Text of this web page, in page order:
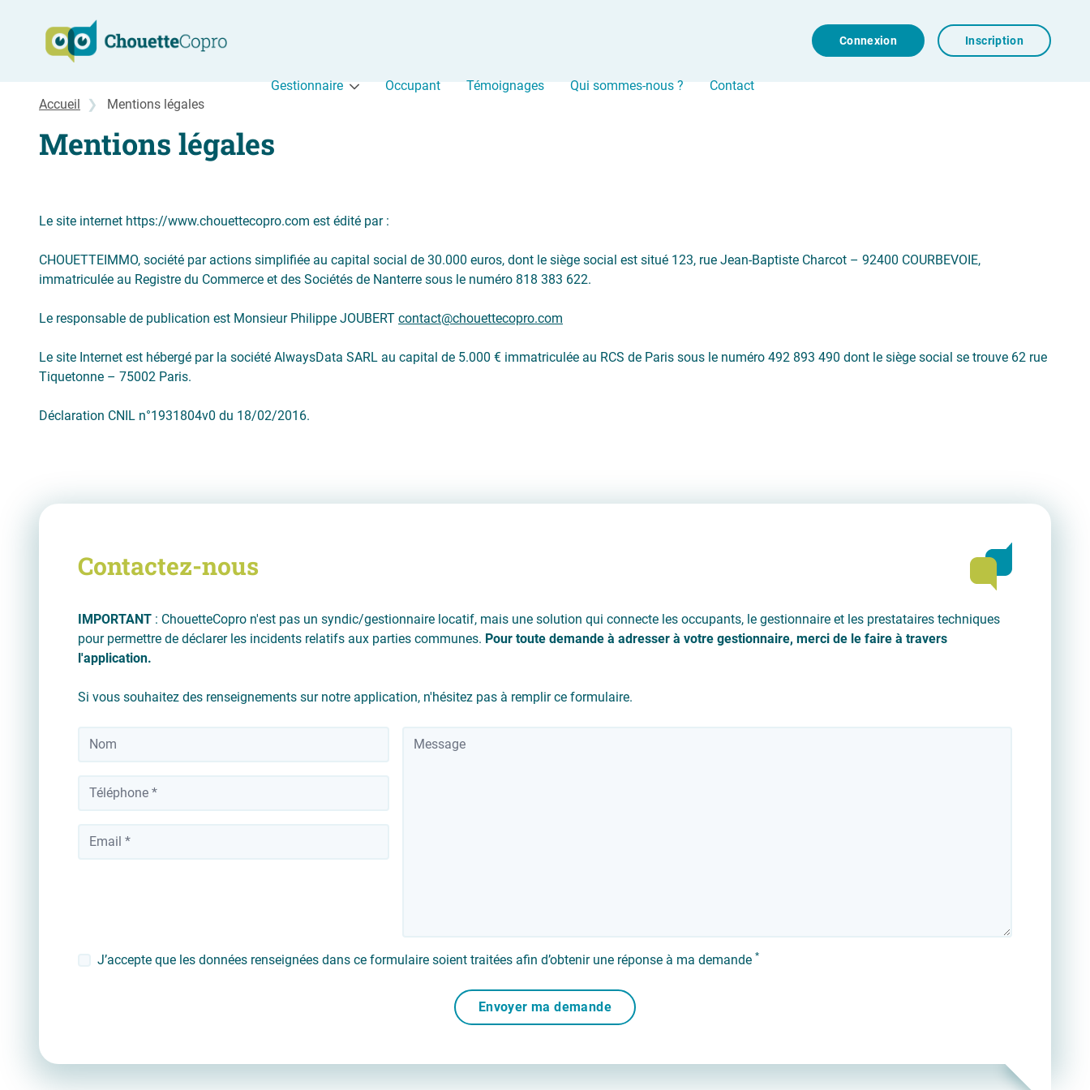
Gestionnaire Occupant Témoignages Qui sommes-nous ? Contact
Connexion Inscription
Accueil Mentions légales
Mentions légales
Le site internet https://www.chouettecopro.com est édité par :
CHOUETTEIMMO, société par actions simplifiée au capital social de 30.000 euros, dont le siège social est situé 123, rue Jean-Baptiste Charcot – 92400 COURBEVOIE,
immatriculée au Registre du Commerce et des Sociétés de Nanterre sous le numéro 818 383 622.
Le responsable de publication est Monsieur Philippe JOUBERT contact@chouettecopro.com
Le site Internet est hébergé par la société AlwaysData SARL au capital de 5.000 € immatriculée au RCS de Paris sous le numéro 492 893 490 dont le siège social se trouve 62 rue
Tiquetonne – 75002 Paris.
Déclaration CNIL n°1931804v0 du 18/02/2016.
Contactez-nous
IMPORTANT : ChouetteCopro n'est pas un syndic/gestionnaire locatif, mais une solution qui connecte les occupants, le gestionnaire et les prestataires techniques
pour permettre de déclarer les incidents relatifs aux parties communes. Pour toute demande à adresser à votre gestionnaire, merci de le faire à travers
l'application.
Si vous souhaitez des renseignements sur notre application, n'hésitez pas à remplir ce formulaire.
J’accepte que les données renseignées dans ce formulaire soient traitées afin d’obtenir une réponse à ma demande *
Envoyer ma demande